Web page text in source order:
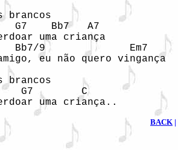
brancos
G7    Bb7   A7
uma criança
Bb7/9              Em7
eu não quero vingança
brancos
G7        C
uma criança..
BACK |